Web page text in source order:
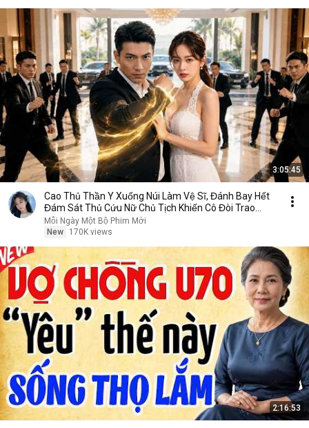
3:05:45
Cao Thủ Thần Y Xuống Núi Làm Vệ Sĩ, Đánh Bay Hết
Đám Sát Thủ Cứu Nữ Chủ Tịch Khiến Cô Đòi Trao
Thân
Mỗi Ngày Một Bộ Phim Mới
New
170K views
2:16:53